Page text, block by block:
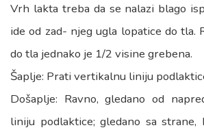
Vrh lakta treba da se nalazi blago
ide od zad- njeg ugla lopatice do tla.
do tla jednako je 1/2 visine grebena.
Šaplje: Prati vertikalnu liniju
Došaplje: Ravno, gledano od
liniju podlaktice; gledano sa strane,